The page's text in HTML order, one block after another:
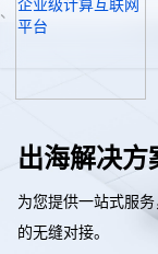
、
出海解决方
为您提供一站式服
的无缝对接。